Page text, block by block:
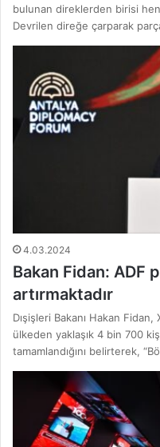
bulunan direklerden birisi
Devrilen direğe çarparak
4.03.2024
Bakan Fidan: ADF
artırmaktadır
Dışişleri Bakanı Hakan Fidan,
ülkeden yaklaşık 4 bin 700
tamamlandığını belirterek,